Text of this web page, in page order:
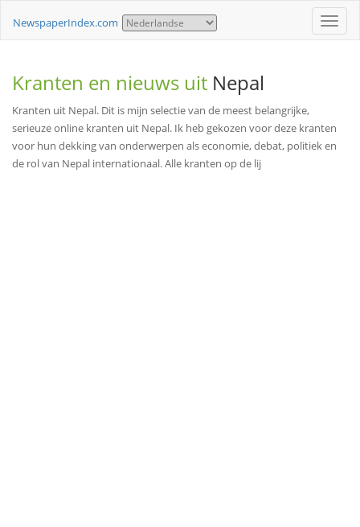
Toggle
NewspaperIndex.com
Kranten en nieuws uit Nepal
Kranten uit Nepal. Dit is mijn selectie van de meest belangrijke,
serieuze online kranten uit Nepal. Ik heb gekozen voor deze kranten
voor hun dekking van onderwerpen als economie, debat, politiek en
de rol van Nepal internationaal. Alle kranten op de lij